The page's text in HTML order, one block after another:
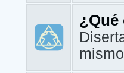
¿Qué